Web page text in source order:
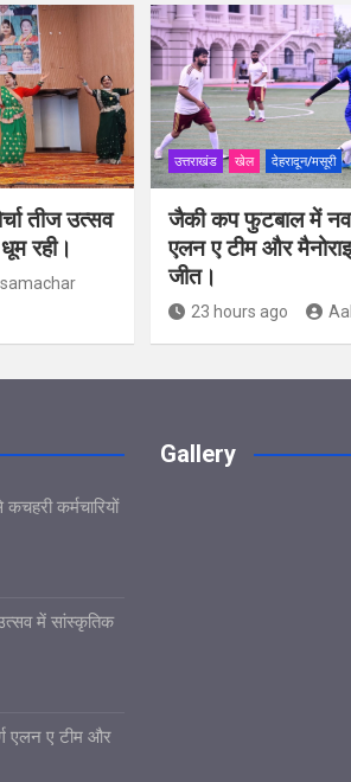
तीज उत्सव
रही।
उत्तराखंड खेल देहरादून/मसूरी
जैकी कप फुटबाल में
एलन ए टीम और
जीत।
23 hours ago
कर्मचारियों
में सांस्कृतिक
एलन ए टीम और
Gallery